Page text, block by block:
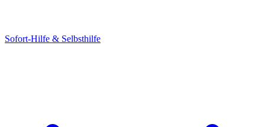
Sofort-Hilfe & Selbsthilfe